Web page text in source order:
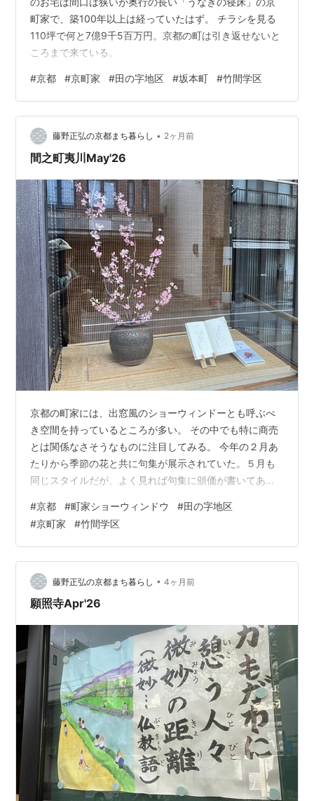
町家で、築100年以上は経っていたはず。 チラシを見る
110坪で何と7億9千5百万円。京都の町は引き返せないと
ころまで来ている。
#京都 #京町家 #田の字地区 #坂本町 #竹間学区
藤野正弘の京都まち暮らし • 2ヶ月前
間之町夷川May'26
京都の町家には、出窓風のショーウィンドーとも呼ぶべ
き空間を持っているところが多い。 その中でも特に商売
とは関係なさそうなものに注目してみる。 今年の２月あ
たりから季節の花と共に句集が展示されていた。５月も
同じスタイルだが、よく見れば句集に頒価が書いてあっ
#京都 #町家ショーウィンドウ #田の字地区
#京町家 #竹間学区
藤野正弘の京都まち暮らし • 4ヶ月前
願照寺Apr'26